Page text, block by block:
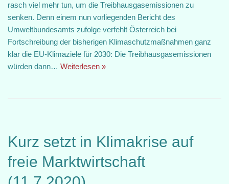
rasch viel mehr tun, um die Treibhausgasemissionen zu
senken. Denn einem nun vorliegenden Bericht des
Umweltbundesamts zufolge verfehlt Österreich bei
Fortschreibung der bisherigen Klimaschutzmaßnahmen ganz
klar die EU-Klimaziele für 2030: Die Treibhausgasemissionen
würden dann… Weiterlesen »
Kurz setzt in Klimakrise auf
freie Marktwirtschaft